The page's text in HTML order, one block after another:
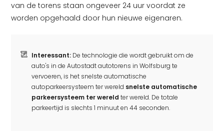
van de torens staan ongeveer 24 uur voordat ze
worden opgehaald door hun nieuwe eigenaren.
Interessant: De technologie die wordt gebruikt om de
auto's in de Autostadt autotorens in Wolfsburg te
vervoeren, is het snelste automatische
autoparkeersysteem ter wereld snelste automatische
parkeersysteem ter wereld ter wereld. De totale
parkeertijd is slechts 1 minuut en 44 seconden.